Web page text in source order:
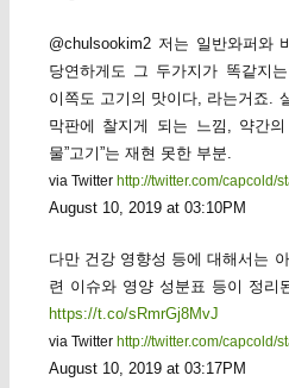
@chulsookim2 저는 일반와퍼와
당연하게도 그 두가지가 똑같지
이쪽도 고기의 맛이다, 라는거죠.
막판에 찰지게 되는 느낌, 약간
물”고기”는 재현 못한 부분.
via Twitter http://twitter.com/capcold/
August 10, 2019 at 03:10PM
다만 건강 영향성 등에 대해서는
련 이슈와 영양 성분표 등이 정리
https://t.co/sRmrGj8MvJ
via Twitter http://twitter.com/capcold/
August 10, 2019 at 03:17PM